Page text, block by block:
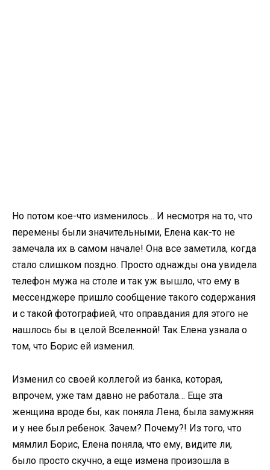
Но потом кое-что изменилось… И несмотря на то, что
перемены были значительными, Елена как-то не
замечала их в самом начале! Она все заметила, когда
стало слишком поздно. Просто однажды она увидела
телефон мужа на столе и так уж вышло, что ему в
мессенджере пришло сообщение такого содержания
и с такой фотографией, что оправдания для этого не
нашлось бы в целой Вселенной! Так Елена узнала о
том, что Борис ей изменил.
Изменил со своей коллегой из банка, которая,
впрочем, уже там давно не работала… Еще эта
женщина вроде бы, как поняла Лена, была замужняя
и у нее был ребенок. Зачем? Почему?! Из того, что
мямлил Борис, Елена поняла, что ему, видите ли,
было просто скучно, а еще измена произошла в